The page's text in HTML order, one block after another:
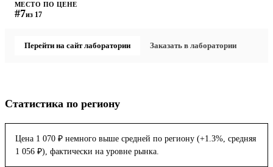
МЕСТО ПО ЦЕНЕ
#7из 17
Перейти на сайт лаборатории Заказать в лаборатории
Статистика по региону
Цена 1 070 ₽ немного выше средней по региону (+1.3%, средняя
1 056 ₽), фактически на уровне рынка.